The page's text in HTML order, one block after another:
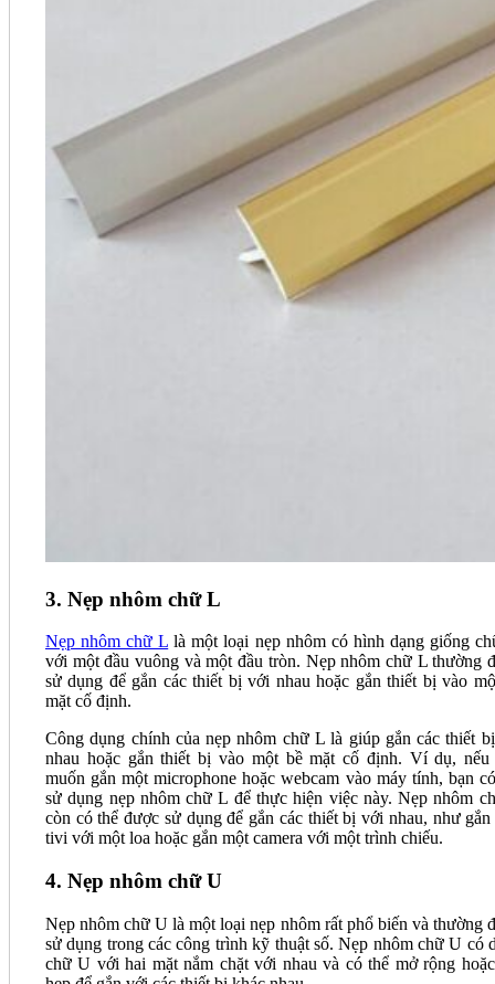
3. Nẹp nhôm chữ L
Nẹp nhôm chữ L là một loại nẹp nhôm có hình dạng giống
với một đầu vuông và một đầu tròn. Nẹp nhôm chữ L thường
sử dụng để gắn các thiết bị với nhau hoặc gắn thiết bị vào
mặt cố định.
Công dụng chính của nẹp nhôm chữ L là giúp gắn các thiết
nhau hoặc gắn thiết bị vào một bề mặt cố định. Ví dụ, nếu
muốn gắn một microphone hoặc webcam vào máy tính, bạn
sử dụng nẹp nhôm chữ L để thực hiện việc này. Nẹp nhôm
còn có thể được sử dụng để gắn các thiết bị với nhau, như gắn
tivi với một loa hoặc gắn một camera với một trình chiếu.
4. Nẹp nhôm chữ U
Nẹp nhôm chữ U là một loại nẹp nhôm rất phổ biến và thường
sử dụng trong các công trình kỹ thuật số. Nẹp nhôm chữ U có
chữ U với hai mặt nắm chặt với nhau và có thể mở rộng